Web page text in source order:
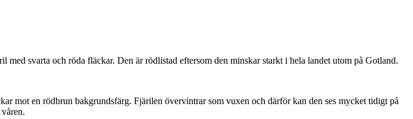
svarta och röda fläckar. Den är rödlistad eftersom den minskar starkt i hela landet utom på Gotland.
mot en rödbrun bakgrundsfärg. Fjärilen övervintrar som vuxen och därför kan den ses mycket tidigt på
våren.